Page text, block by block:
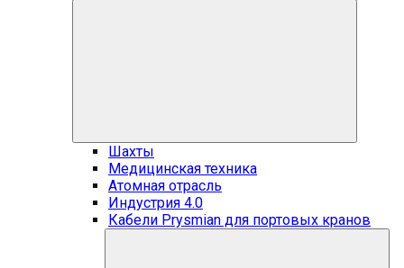
Шахты
Медицинская техника
Атомная отрасль
Индустрия 4.0
Кабели Prysmian для портовых кранов